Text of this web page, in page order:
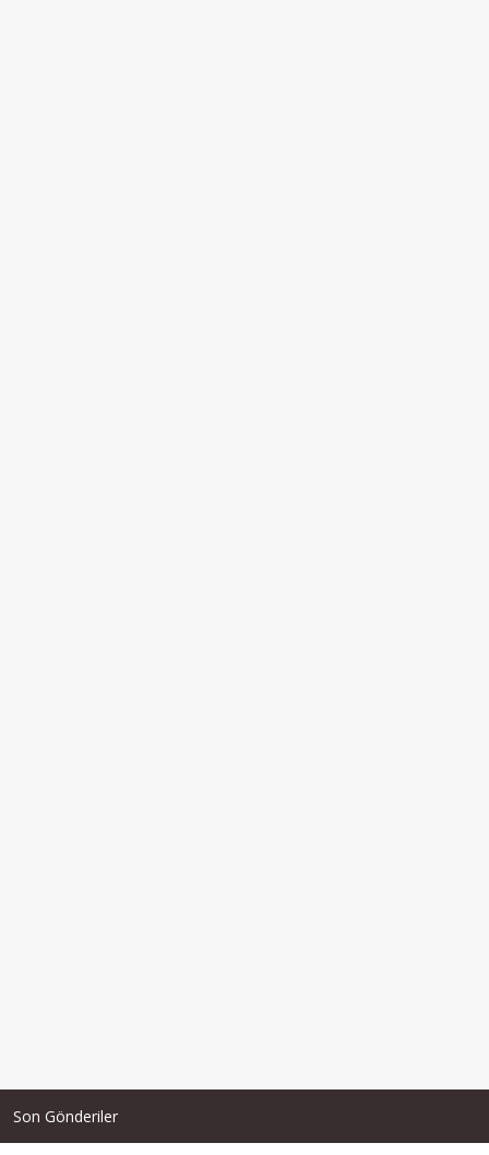
Son Gönderiler